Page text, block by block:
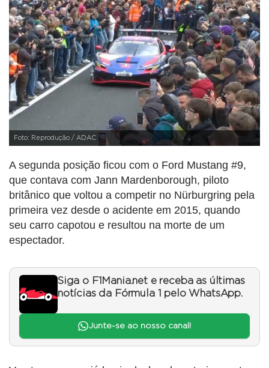
Foto: Reprodução / ADAC
A segunda posição ficou com o Ford Mustang #9,
que contava com Jann Mardenborough, piloto
britânico que voltou a competir no Nürburgring pela
primeira vez desde o acidente em 2015, quando
seu carro capotou e resultou na morte de um
espectador.
Siga o F1Mania.net e receba as últimas
notícias da Fórmula 1 pelo WhatsApp.
Junte-se ao nosso canal!